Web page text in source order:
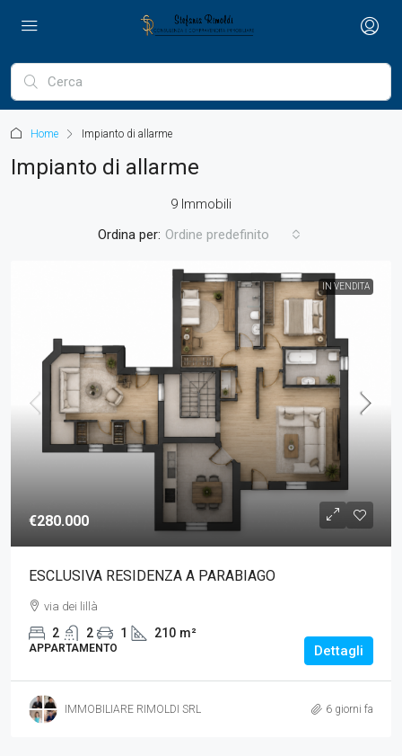
Home Impianto di allarme
Impianto di allarme
9 Immobili
Ordina per: Ordine predefinito
IN VENDITA
€280.000
ESCLUSIVA RESIDENZA A PARABIAGO
via dei lillà
2 2 1 210 m²
APPARTAMENTO Dettagli
IMMOBILIARE RIMOLDI SRL 6 giorni fa